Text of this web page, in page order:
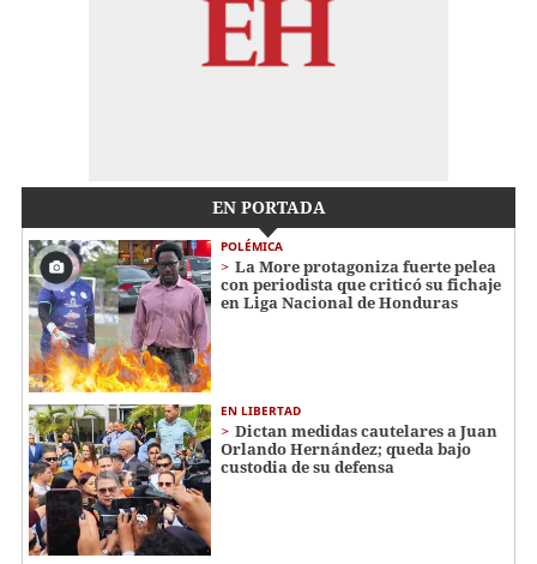
EN PORTADA
POLÉMICA
La More protagoniza fuerte pelea
con periodista que criticó su fichaje
en Liga Nacional de Honduras
EN LIBERTAD
Dictan medidas cautelares a Juan
Orlando Hernández; queda bajo
custodia de su defensa